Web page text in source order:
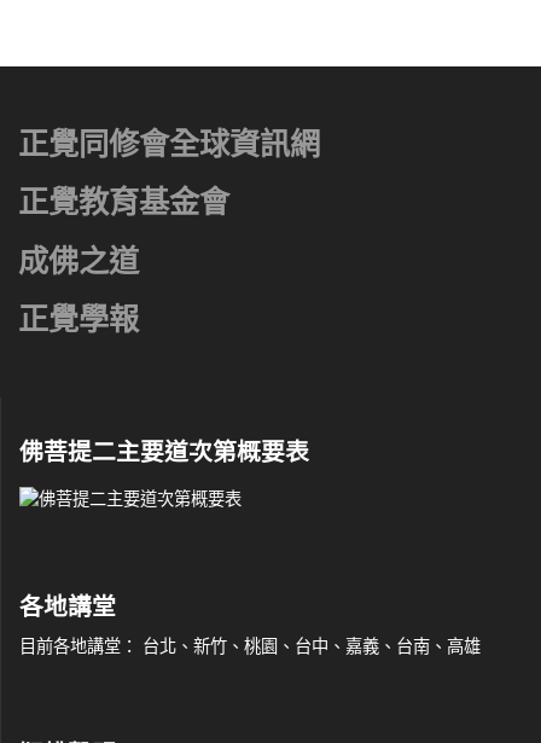
正覺同修會全球資訊網
正覺教育基金會
成佛之道
正覺學報
佛菩提二主要道次第概要表
各地講堂
目前各地講堂： 台北、新竹、桃園、台中、嘉義、台南、高雄